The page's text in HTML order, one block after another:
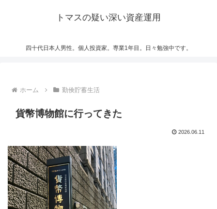
トマスの疑い深い資産運用
四十代日本人男性。個人投資家。専業1年目。日々勉強中です。
ホーム 勤倹貯蓄生活
貨幣博物館に行ってきた
2026.06.11